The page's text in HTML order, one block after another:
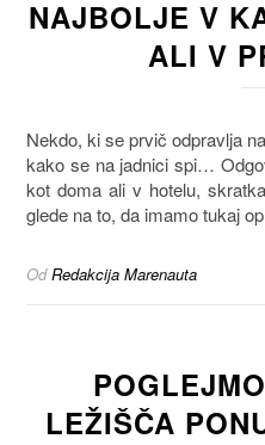
NAJBOLJE V
ALI V
Nekdo, ki se prvič odpravlja na jadranje, se zagotovo sprašuje
kako se na jadnici spi…
kot doma ali v hotelu,
glede na to, da imamo tukaj
Od Redakcija Marenauta
LEŽIŠČA